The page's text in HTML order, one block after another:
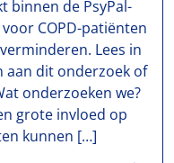
binnen de PsyPal-
COPD-patiënten
Lees in
aan dit onderzoek of
onderzoeken we?
grote invloed op
kunnen […]